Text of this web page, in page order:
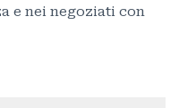
e nei negoziati con